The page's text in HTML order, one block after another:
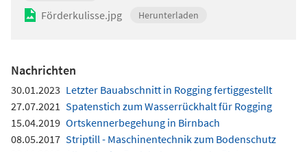
Förderkulisse.jpg Herunterladen
Nachrichten
30.01.2023 Letzter Bauabschnitt in Rogging fertiggestellt
27.07.2021 Spatenstich zum Wasserrückhalt für Rogging
15.04.2019 Ortskennerbegehung in Birnbach
08.05.2017 Striptill - Maschinentechnik zum Bodenschutz